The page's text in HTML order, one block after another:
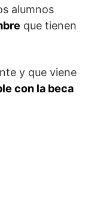
alumnos
que tienen
y que viene
con la beca